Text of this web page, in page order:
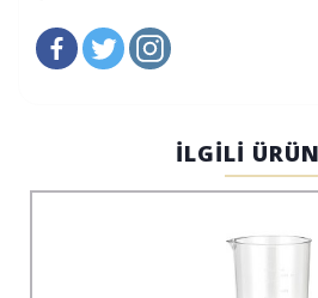
İLGİLİ